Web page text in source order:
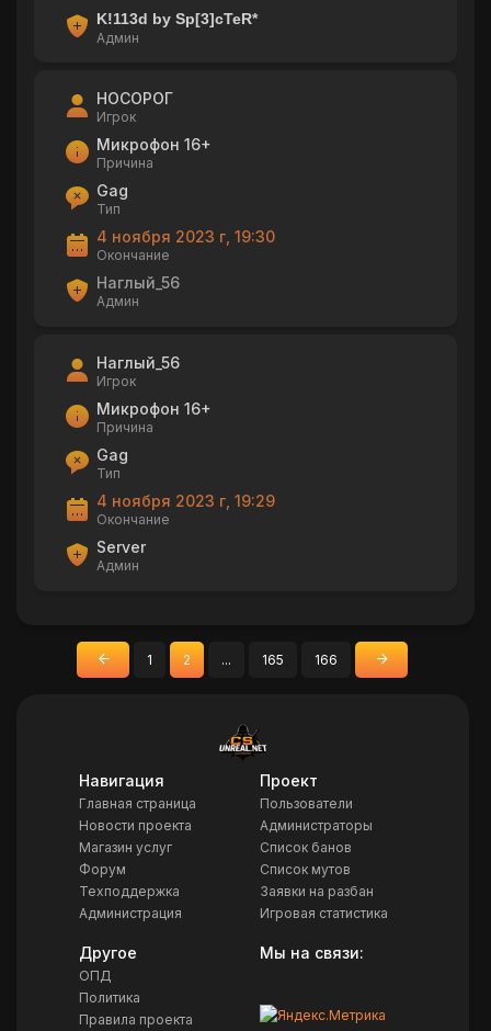
K!113d by Sp[3]cTeR*
Админ
НОСОРОГ
Игрок
Микрофон 16+
Причина
Gag
Тип
4 ноября 2023 г, 19:30
Окончание
Наглый_56
Админ
Наглый_56
Игрок
Микрофон 16+
Причина
Gag
Тип
4 ноября 2023 г, 19:29
Окончание
Server
Админ
« 1 2 ... 165 166 »
Навигация
Главная страница
Новости проекта
Магазин услуг
Форум
Техподдержка
Администрация
Проект
Пользователи
Администраторы
Список банов
Список мутов
Заявки на разбан
Игровая статистика
Другое
ОПД
Политика
Правила проекта
Мы на связи: